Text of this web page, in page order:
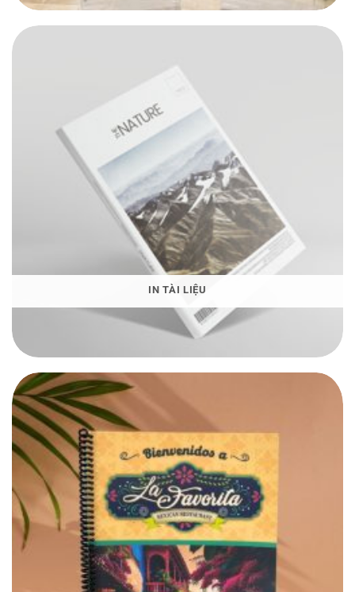
IN TÀI LIỆU